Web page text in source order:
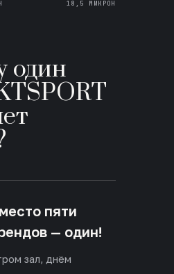
18,5 МИКРОН
один
пяти
— один!
зал, днём